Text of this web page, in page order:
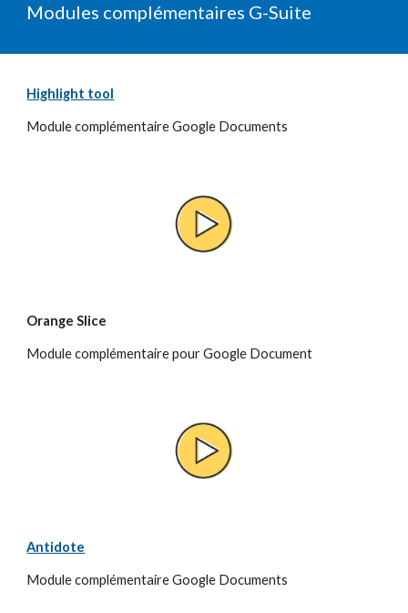
Modules complémentaires G-Suite
Highlight tool
Module complémentaire Google Documents
Orange Slice
Module complémentaire pour Google Document
Antidote
Module complémentaire Google Documents